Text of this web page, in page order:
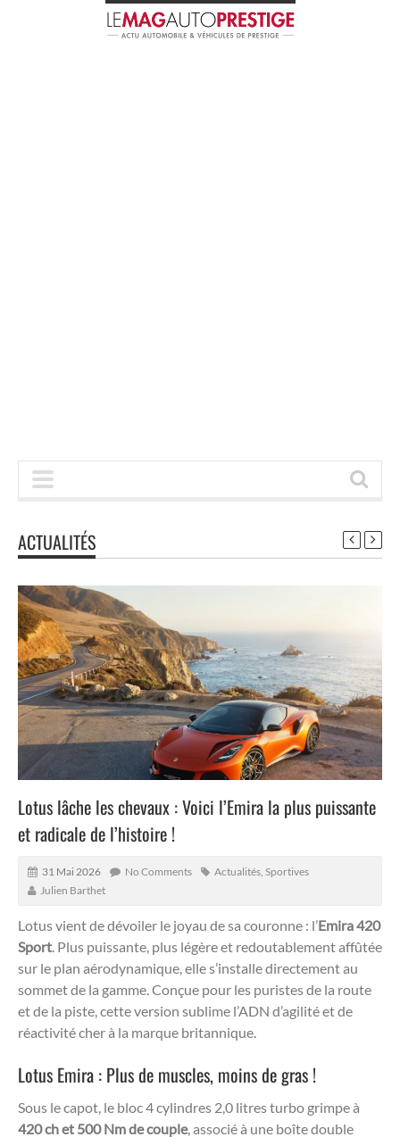
ACTUALITÉS
Lotus lâche les chevaux : Voici l’Emira la plus puissante
et radicale de l’histoire !
31 Mai 2026 No Comments Actualités Sportives
Julien Barthet
Lotus vient de dévoiler le joyau de sa couronne : l’Emira 420
Sport. Plus puissante, plus légère et redoutablement affûtée
sur le plan aérodynamique, elle s’installe directement au
sommet de la gamme. Conçue pour les puristes de la route
et de la piste, cette version sublime l’ADN d’agilité et de
réactivité cher à la marque britannique.
Lotus Emira : Plus de muscles, moins de gras !
Sous le capot, le bloc 4 cylindres 2,0 litres turbo grimpe à
420 ch et 500 Nm de couple, associé à une boîte double